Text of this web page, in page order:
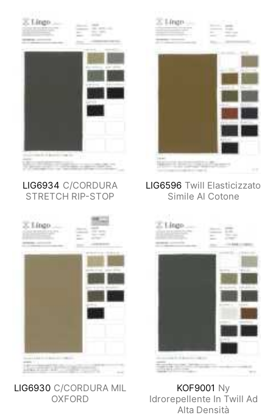
LIG6934 C/CORDURA
STRETCH RIP-STOP
LIG6596 Twill Elasticizzato
Simile Al Cotone
LIG6930 C/CORDURA MIL
OXFORD
KOF9001 Ny
Idrorepellente In Twill Ad
Alta Densità